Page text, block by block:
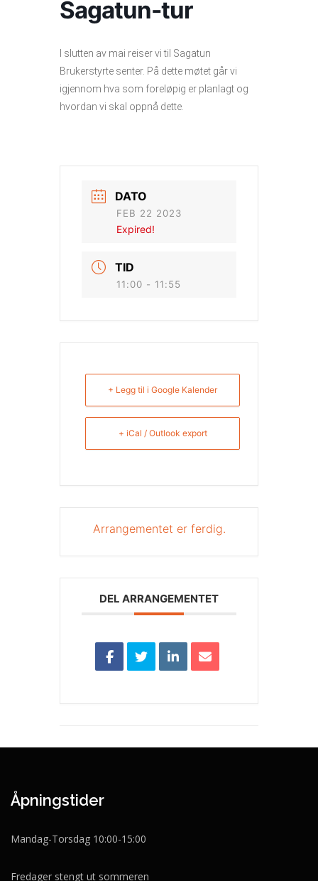
Sagatun-tur
I slutten av mai reiser vi til Sagatun
Brukerstyrte senter. På dette møtet går vi
igjennom hva som foreløpig er planlagt og
hvordan vi skal oppnå dette.
DATO
FEB 22 2023
Expired!
TID
11:00 - 11:55
+ Legg til i Google Kalender
+ iCal / Outlook export
Arrangementet er ferdig.
DEL ARRANGEMENTET
Åpningstider
Mandag-Torsdag 10:00-15:00
Fredager stengt ut sommeren